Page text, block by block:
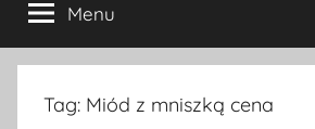
Menu
Tag: Miód z mniszką cena